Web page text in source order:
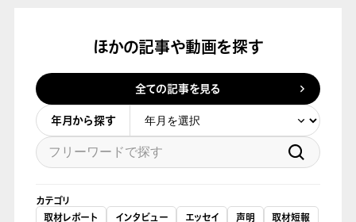
ほかの記事や動画を探す
全ての記事を見る
年月から探す
カテゴリ
取材レポート
インタビュー エッセイ 声明
取材短報